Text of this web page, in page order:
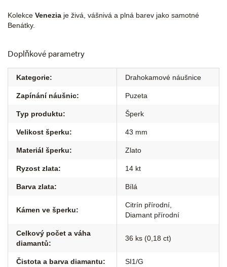
Kolekce Venezia je živá, vášnivá a plná barev jako samotné
Benátky.
Doplňkové parametry
Kategorie: Drahokamové náušnice
Zapínání náušnic: Puzeta
Typ produktu: Šperk
Velikost šperku: 43 mm
Materiál šperku: Zlato
Ryzost zlata: 14 kt
Barva zlata: Bílá
Kámen ve šperku:
Citrín přírodní
Diamant přírodní
Celkový počet a váha
diamantů:
36 ks (0,18 ct)
Čistota a barva diamantu: SI1/G